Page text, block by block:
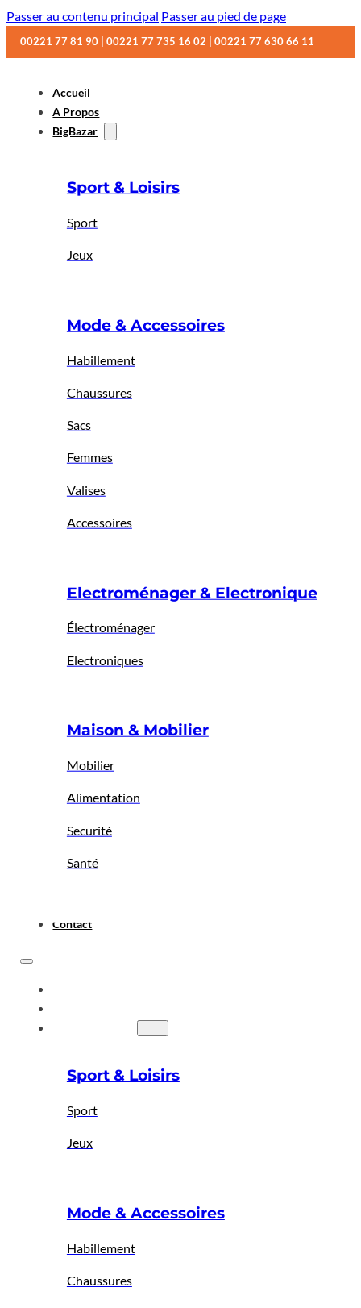
Passer au contenu principal Passer au pied de page
00221 77 81 90 | 00221 77 735 16 02 | 00221 77 630 66 11
Accueil
A Propos
BigBazar
Sport & Loisirs
Sport
Jeux
Mode & Accessoires
Habillement
Chaussures
Sacs
Femmes
Valises
Accessoires
Electroménager & Electronique
Électroménager
Electroniques
Maison & Mobilier
Mobilier
Alimentation
Securité
Santé
Contact
Sport & Loisirs
Sport
Jeux
Mode & Accessoires
Habillement
Chaussures